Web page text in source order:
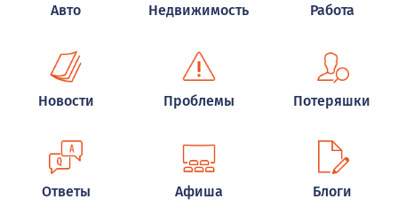
Авто Недвижимость Работа
Новости Проблемы Потеряшки
Ответы Афиша Блоги